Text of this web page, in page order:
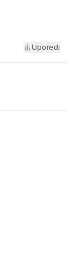
Uporedi